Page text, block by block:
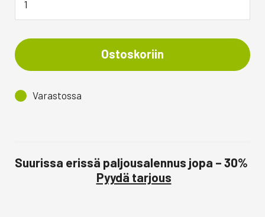
Ostoskoriin
Varastossa
Suurissa erissä paljousalennus jopa – 30%
Pyydä tarjous